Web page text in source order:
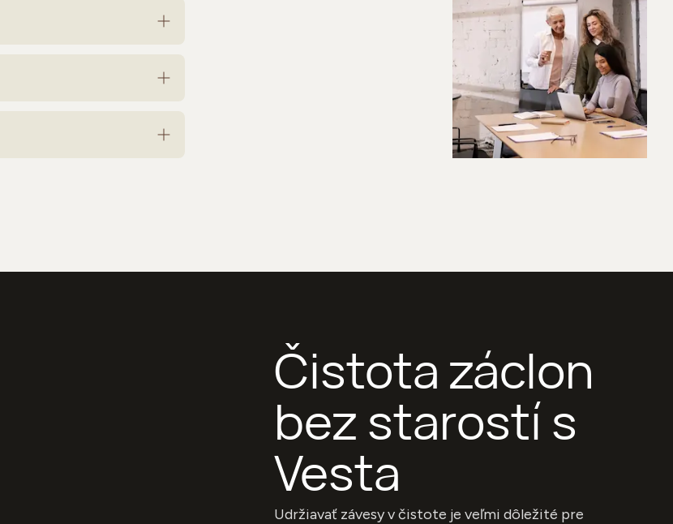
Čistota záclon
bez starostí s
Vesta
Udržiavať závesy v čistote je veľmi dôležité pre